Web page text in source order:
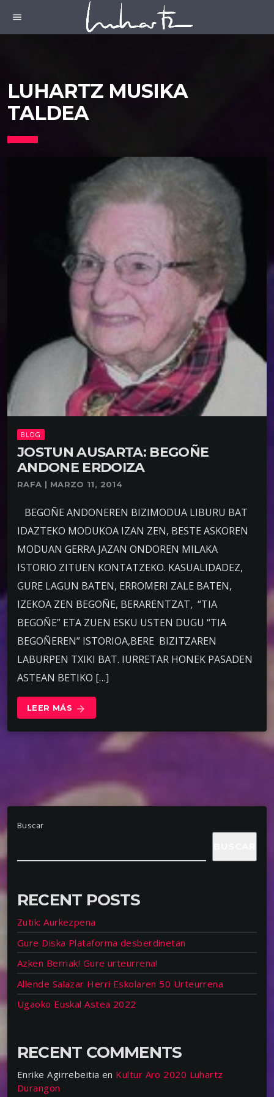
menu
LUHARTZ MUSIKA
TALDEA
BLOG
JOSTUN AUSARTA: BEGOÑE
ANDONE ERDOIZA
RAFA | MARZO 11, 2014
BEGOÑE ANDONEREN BIZIMODUA LIBURU BAT
IDAZTEKO MODUKOA IZAN ZEN, BESTE ASKOREN
MODUAN GERRA JAZAN ONDOREN MILAKA
ISTORIO ZITUEN KONTATZEKO. KASUALIDADEZ,
GURE LAGUN BATEN, ERROMERI ZALE BATEN,
IZEKOA ZEN BEGOÑE, BERARENTZAT, “TIA
BEGOÑE” ETA ZUEN ESKU USTEN DUGU “TIA
BEGOÑEREN” ISTORIOA,BERE BIZITZAREN
LABURPEN TXIKI BAT. IURRETAR HONEK PASADEN
ASTEAN BETIKO […]
LEER MÁS arrow_forward
Buscar
RECENT POSTS
Zutik: Aurkezpena
Gure Diska Plataforma desberdinetan
Azken Berriak! Gure urteurrena!
Allende Salazar Herri Eskolaren 50 Urteurrena
Ugaoko Euskal Astea 2022
RECENT COMMENTS
Enrike Agirrebeitia en Kultur Aro 2020 Luhartz
Durangon